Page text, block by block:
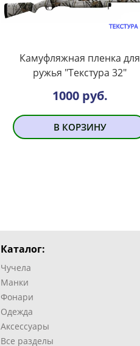
Камуфляжная пленка для
ружья "Текстура 32"
1000 руб.
В КОРЗИНУ
Каталог:
Чучела
Манки
Фонари
Одежда
Аксессуары
Все разделы